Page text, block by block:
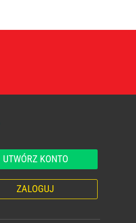
UTWÓRZ KONTO
ZALOGUJ